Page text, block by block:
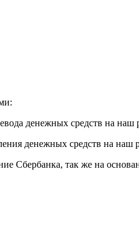
денежных средств на
денежных средств на наш
Сбербанка, так же на